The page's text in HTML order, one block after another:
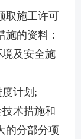
施工许可
的资料：
及安全施
计划;
术措施和
的分部分项